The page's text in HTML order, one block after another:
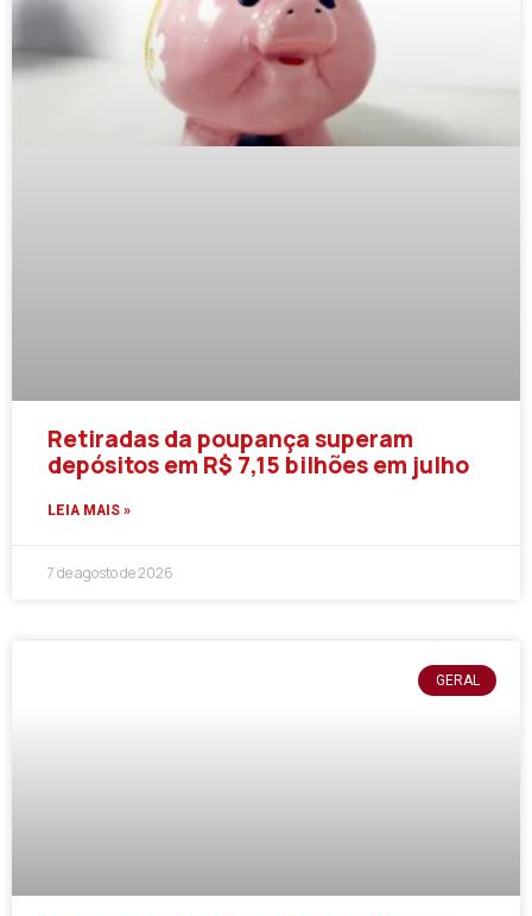
Retiradas da poupança superam
depósitos em R$ 7,15 bilhões em julho
LEIA MAIS »
7 de agosto de 2026
GERAL